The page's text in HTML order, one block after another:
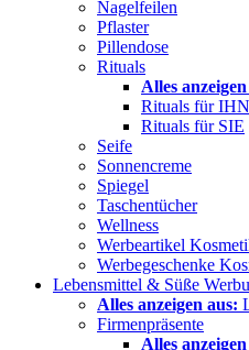
Nagelfeilen
Pflaster
Pillendose
Rituals
Alles
Rituals für IHN
Rituals für SIE
Seife
Sonnencreme
Spiegel
Taschentücher
Wellness
Werbeartikel
Werbegeschenke
Lebensmittel & Süße
Alles anzeigen aus:
Firmenpräsente
Alles